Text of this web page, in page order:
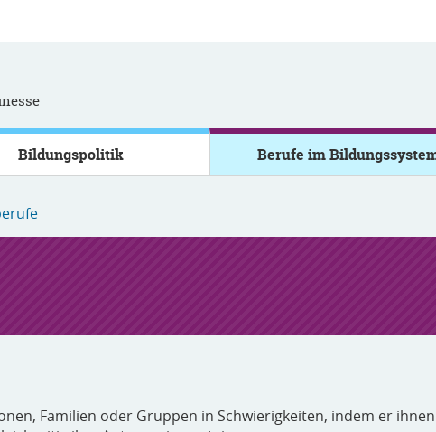
Bildungspolitik Berufe im
Familien oder Gruppen in Schwierigkeiten, indem er ihnen